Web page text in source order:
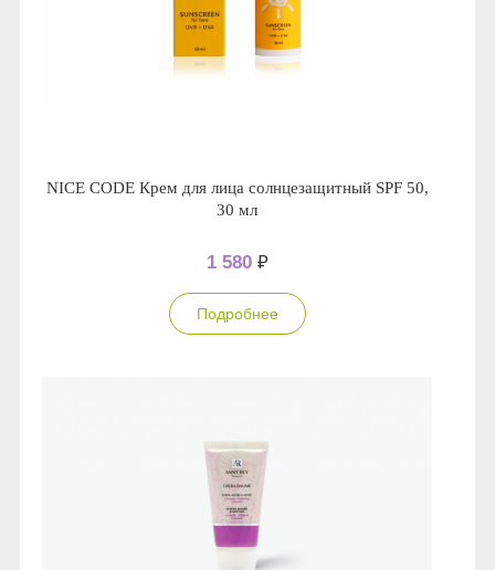
NICE CODE Крем для лица солнцезащитный SPF 50,
30 мл
1 580 ₽
Подробнее